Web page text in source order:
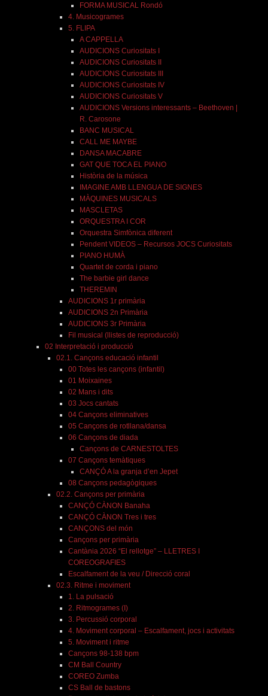
FORMA MUSICAL Rondó
4. Musicogrames
5. FLIPA
A CAPPELLA
AUDICIONS Curiositats I
AUDICIONS Curiositats II
AUDICIONS Curiositats III
AUDICIONS Curiositats IV
AUDICIONS Curiositats V
AUDICIONS Versions interessants – Beethoven |
R. Carosone
BANC MUSICAL
CALL ME MAYBE
DANSA MACABRE
GAT QUE TOCA EL PIANO
Història de la música
IMAGINE AMB LLENGUA DE SIGNES
MÀQUINES MUSICALS
MASCLETAS
ORQUESTRA I COR
Orquestra Simfònica diferent
Pendent VIDEOS – Recursos JOCS Curiositats
PIANO HUMÀ
Quartet de corda i piano
The barbie girl dance
THEREMIN
AUDICIONS 1r primària
AUDICIONS 2n Primària
AUDICIONS 3r Primària
Fil musical (llistes de reproducció)
02 Interpretació i producció
02.1. Cançons educació infantil
00 Totes les cançons (infantil)
01 Moixaines
02 Mans i dits
03 Jocs cantats
04 Cançons eliminatives
05 Cançons de rotllana/dansa
06 Cançons de diada
Cançons de CARNESTOLTES
07 Cançons temàtiques
CANÇÓ A la granja d’en Jepet
08 Cançons pedagògiques
02.2. Cançons per primària
CANÇÓ CÀNON Banaha
CANÇÓ CÀNON Tres i tres
CANÇONS del món
Cançons per primària
Cantània 2026 “El rellotge” – LLETRES I
COREOGRAFIES
Escalfament de la veu / Direcció coral
02.3. Ritme i moviment
1. La pulsació
2. Ritmogrames (I)
3. Percussió corporal
4. Moviment corporal – Escalfament, jocs i activitats
5. Moviment i ritme
Cançons 98-138 bpm
CM Ball Country
COREO Zumba
CS Ball de bastons